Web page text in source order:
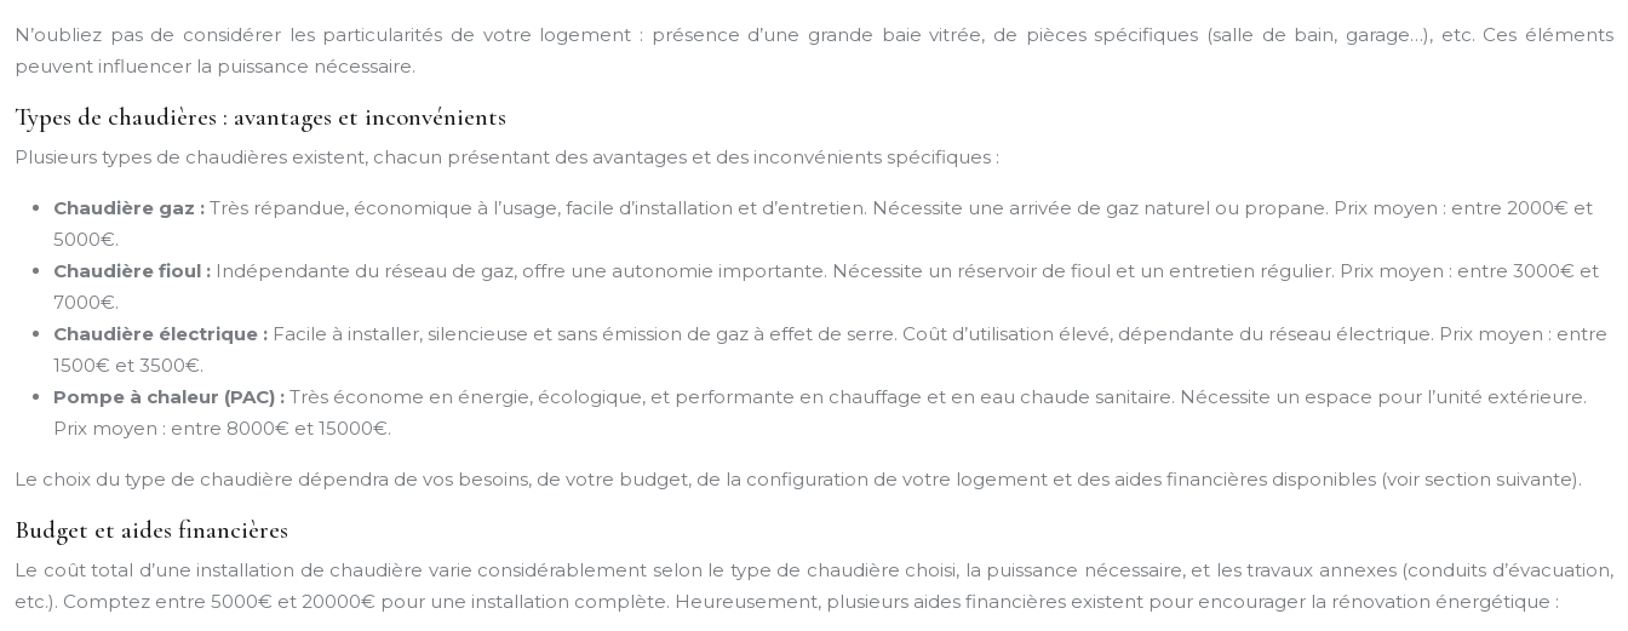
N’oubliez pas de considérer les particularités de votre logement : présence d’une grande baie vitrée, de pièces spécifiques (salle de bain, garage…), etc. Ces éléments
peuvent influencer la puissance nécessaire.
Types de chaudières : avantages et inconvénients
Plusieurs types de chaudières existent, chacun présentant des avantages et des inconvénients spécifiques :
Chaudière gaz : Très répandue, économique à l’usage, facile d’installation et d’entretien. Nécessite une arrivée de gaz naturel ou propane. Prix moyen : entre 2000€ et
5000€.
Chaudière fioul : Indépendante du réseau de gaz, offre une autonomie importante. Nécessite un réservoir de fioul et un entretien régulier. Prix moyen : entre 3000€ et
7000€.
Chaudière électrique : Facile à installer, silencieuse et sans émission de gaz à effet de serre. Coût d’utilisation élevé, dépendante du réseau électrique. Prix moyen : entre
1500€ et 3500€.
Pompe à chaleur (PAC) : Très économe en énergie, écologique, et performante en chauffage et en eau chaude sanitaire. Nécessite un espace pour l’unité extérieure.
Prix moyen : entre 8000€ et 15000€.
Le choix du type de chaudière dépendra de vos besoins, de votre budget, de la configuration de votre logement et des aides financières disponibles (voir section suivante).
Budget et aides financières
Le coût total d’une installation de chaudière varie considérablement selon le type de chaudière choisi, la puissance nécessaire, et les travaux annexes (conduits d’évacuation,
etc.). Comptez entre 5000€ et 20000€ pour une installation complète. Heureusement, plusieurs aides financières existent pour encourager la rénovation énergétique :